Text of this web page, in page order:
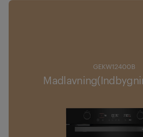
GEKW12400B